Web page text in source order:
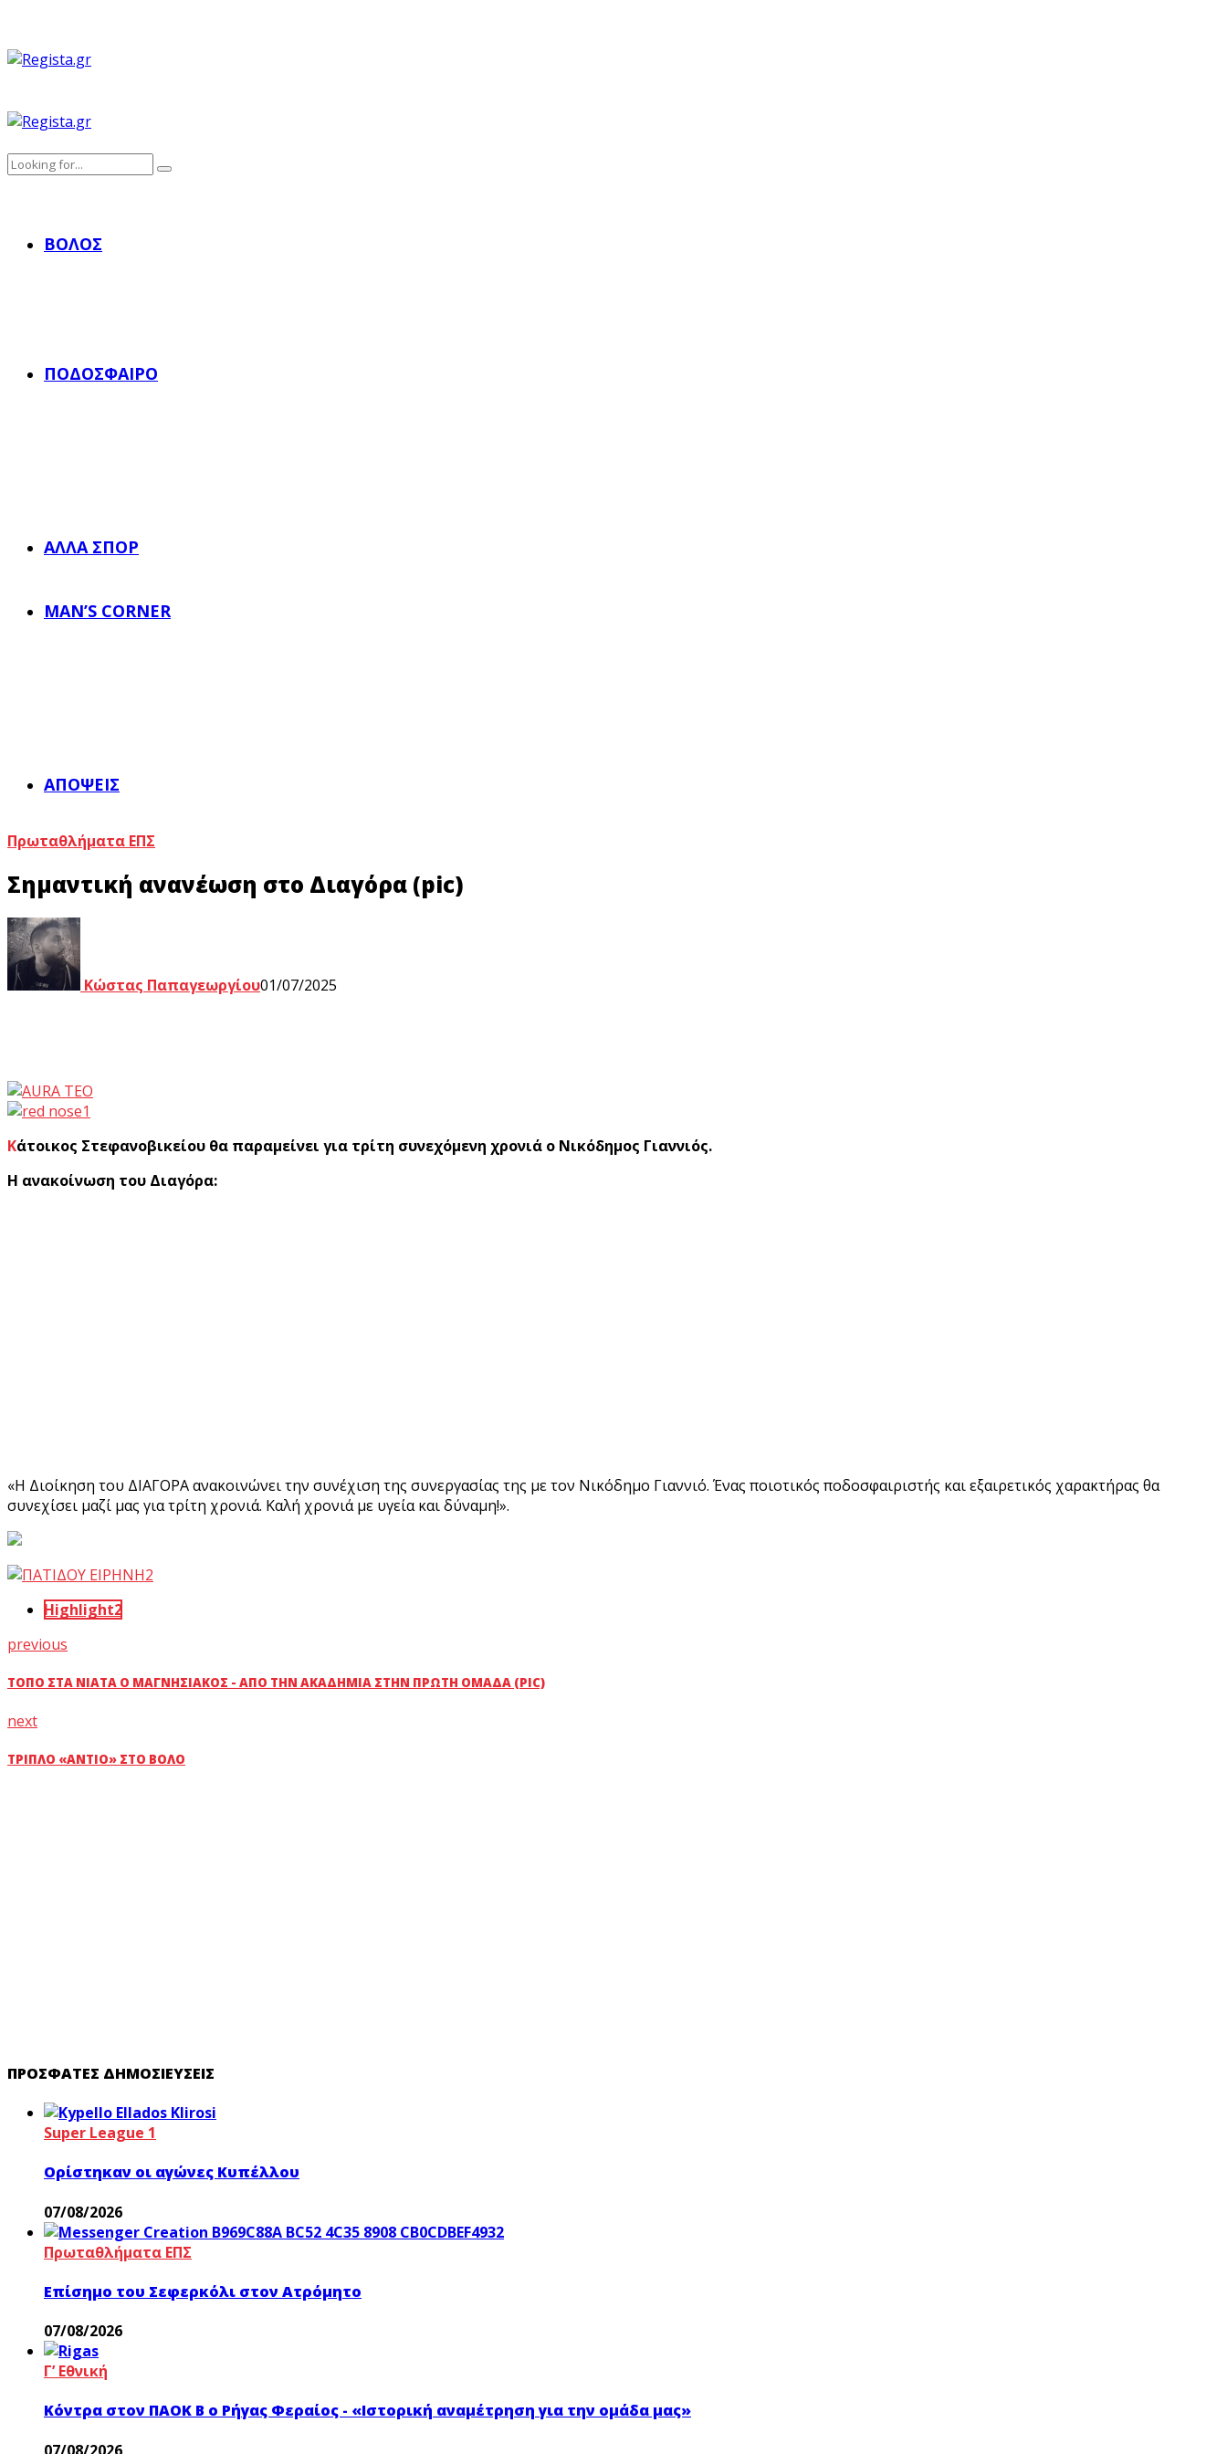
ΒΌΛΟΣ
ΠΟΔΌΣΦΑΙΡΟ
ΆΛΛΑ ΣΠΟΡ
MAN’S CORNER
ΑΠΌΨΕΙΣ
Πρωταθλήματα ΕΠΣ
Σημαντική ανανέωση στο Διαγόρα (pic)
Κώστας Παπαγεωργίου01/07/2025
Κάτοικος Στεφανοβικείου θα παραμείνει για τρίτη συνεχόμενη χρονιά ο Νικόδημος Γιαννιός.
Η ανακοίνωση του Διαγόρα:
«Η Διοίκηση του ΔΙΑΓΟΡΑ ανακοινώνει την συνέχιση της συνεργασίας της με τον Νικόδημο Γιαννιό. Ένας ποιοτικός ποδοσφαιριστής και εξαιρετικός χαρακτήρας θα
συνεχίσει μαζί μας για τρίτη χρονιά. Καλή χρονιά με υγεία και δύναμη!».
Highlight2
previous
ΤΌΠΟ ΣΤΑ ΝΙΆΤΑ Ο ΜΑΓΝΗΣΙΑΚΌΣ - ΑΠΌ ΤΗΝ ΑΚΑΔΗΜΊΑ ΣΤΗΝ ΠΡΏΤΗ ΟΜΆΔΑ (PIC)
next
ΤΡΙΠΛΌ «ΑΝΤΊΟ» ΣΤΟ ΒΌΛΟ
ΠΡΌΣΦΑΤΕΣ ΔΗΜΟΣΙΕΎΣΕΙΣ
Super League 1
Ορίστηκαν οι αγώνες Κυπέλλου
07/08/2026
Πρωταθλήματα ΕΠΣ
Επίσημο του Σεφερκόλι στον Ατρόμητο
07/08/2026
Γ’ Εθνική
Κόντρα στον ΠΑΟΚ Β ο Ρήγας Φεραίος - «Ιστορική αναμέτρηση για την ομάδα μας»